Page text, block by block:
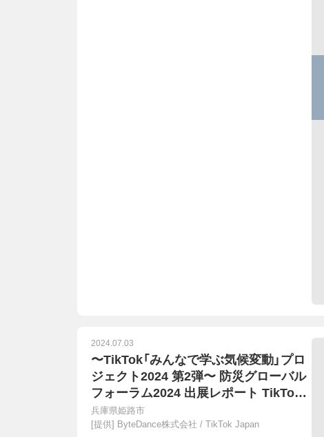
2024.07.03
〜TikTok「みんなで学ぶ気候変動」プロ
ジェクト2024 第2弾〜 防災グローバル
フォーラム2024 出展レポート TikTok
の公共政策・災害復興・防災啓発に関す
る取り組みを展示 人気クリエイターが
兵庫県姫路市
[提供] ByteDance株式会社 / TikTok Japan